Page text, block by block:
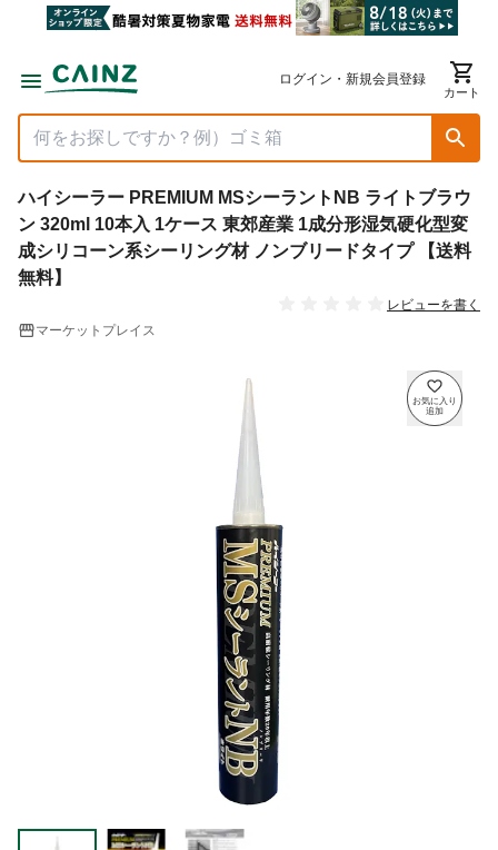
ログイン・新規会員登録
カート
ハイシーラー PREMIUM MSシーラントNB ライトブラウ
ン 320ml 10本入 1ケース 東郊産業 1成分形湿気硬化型変
成シリコーン系シーリング材 ノンブリードタイプ 【送料
無料】
レビューを書く
マーケットプレイス